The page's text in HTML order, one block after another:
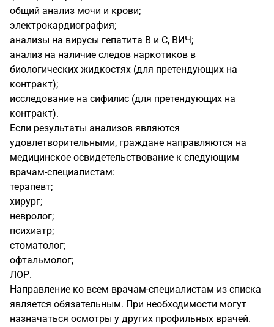
общий анализ мочи и крови;
электрокардиография;
анализы на вирусы гепатита В и С, ВИЧ;
анализ на наличие следов наркотиков в
биологических жидкостях (для претендующих на
контракт);
исследование на сифилис (для претендующих на
контракт).
Если результаты анализов являются
удовлетворительными, граждане направляются на
медицинское освидетельствование к следующим
врачам-специалистам:
терапевт;
хирург;
невролог;
психиатр;
стоматолог;
офтальмолог;
ЛОР.
Направление ко всем врачам-специалистам из списка
является обязательным. При необходимости могут
назначаться осмотры у других профильных врачей.